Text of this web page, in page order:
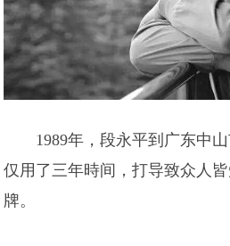
1989年，段永平到广东中
仅用了三年時间，打导致众人
牌。